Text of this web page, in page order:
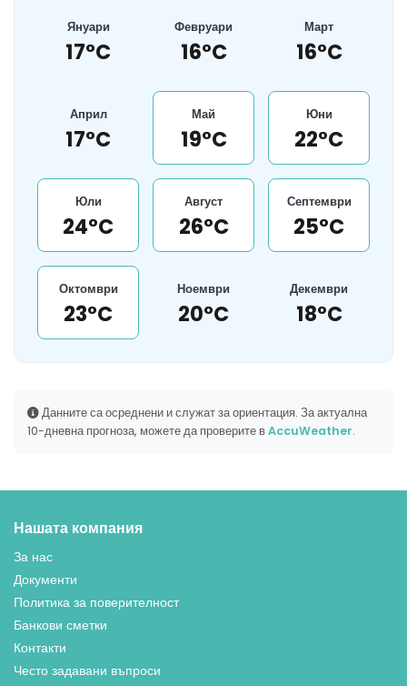
Януари
17°C
Февруари
16°C
Март
16°C
Април
17°C
Май
19°C
Юни
22°C
Юли
24°C
Август
26°C
Септември
25°C
Октомври
23°C
Ноември
20°C
Декември
18°C
Данните са осреднени и служат за ориентация. За актуална
10-дневна прогноза, можете да проверите вAccuWeather.
Нашата компания
За нас
Документи
Политика за поверителност
Банкови сметки
Контакти
Често задавани въпроси